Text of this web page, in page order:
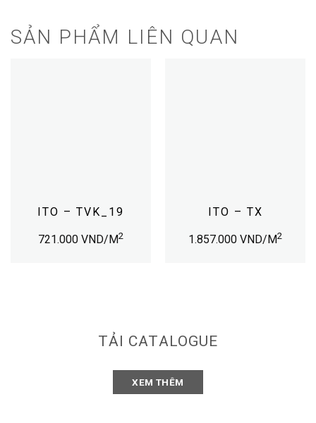
SẢN PHẨM LIÊN QUAN
ITO – TVK_19
721.000 VND/M2
ITO – TX
1.857.000 VND/M2
TẢI CATALOGUE
XEM THÊM